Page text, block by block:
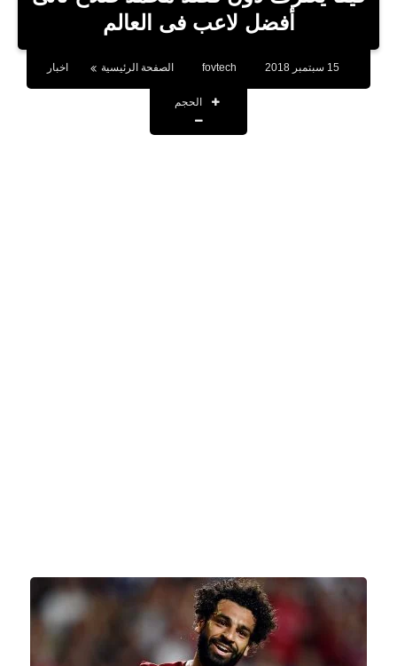
أفضل لاعب فى العالم
15 سبتمبر 2018 fovtech الصفحة الرئيسية اخبار
الحجم